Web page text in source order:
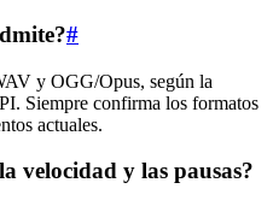
#
y OGG/Opus, según la
Siempre confirma los formatos
actuales.
velocidad y las pausas?